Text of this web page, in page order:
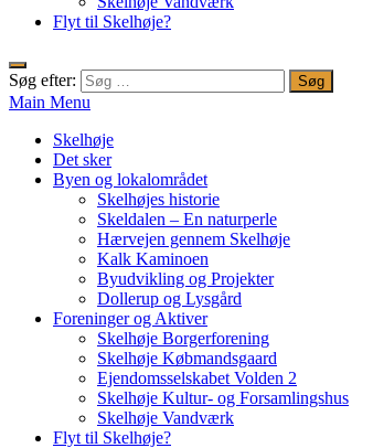
Flyt til Skelhøje?
Søg efter:
Main Menu
Skelhøje
Det sker
Byen og lokalområdet
Skelhøjes historie
Skeldalen – En naturperle
Hærvejen gennem Skelhøje
Kalk Kaminoen
Byudvikling og Projekter
Dollerup og Lysgård
Foreninger og Aktiver
Skelhøje Borgerforening
Skelhøje Købmandsgaard
Ejendomsselskabet Volden 2
Skelhøje Kultur- og Forsamlingshus
Skelhøje Vandværk
Flyt til Skelhøje?